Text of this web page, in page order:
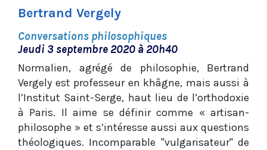
Bertrand Vergely
Conversations philosophiques
Jeudi 3 septembre 2020 à 20h40
Normalien, agrégé de philosophie, Bertrand
Vergely est professeur en khâgne, mais aussi à
l’Institut Saint-Serge, haut lieu de l’orthodoxie
à Paris. Il aime se définir comme « artisan-
philosophe » et s’intéresse aussi aux questions
théologiques. Incomparable "vulgarisateur" de